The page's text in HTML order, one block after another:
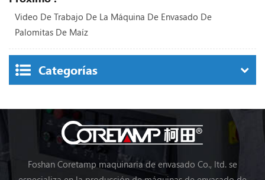
Video De Trabajo De La Máquina De Envasado De
Palomitas De Maíz
Categorías
Foshan Coretamp maquinaria de envasado Co., ltd. se